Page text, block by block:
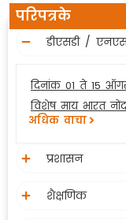
Admission Open
Regarding the
mode.
सात दिवसीय योग
परिपत्रके
डीएसडी /
दिनांक 01 ते 15
विशेष माय भारत
अधिक वाचा
प्रशासन
शैक्षणिक